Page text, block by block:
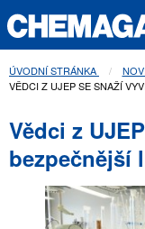
ÚVODNÍ STRÁNKA
AKTUÁLNÍ STRÁNKA:
VĚDCI Z UJEP SE SNAŽÍ
Vědci z
bezpečnější